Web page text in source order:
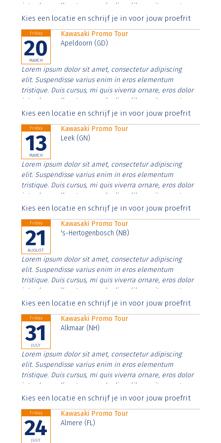
interdum nulla, ut commodo diam libero vitae erat.
Aenean faucibus nibh et justo cursus id rutrum lorem
Kies een locatie en schrijf je in voor jouw proefrit
Friday
20
MARCH
Kawasaki Promo Tour
Apeldoorn (GD)
Lorem ipsum dolor sit amet, consectetur adipiscing
elit. Suspendisse varius enim in eros elementum
tristique. Duis cursus, mi quis viverra ornare, eros dolor
interdum nulla, ut commodo diam libero vitae erat.
Aenean faucibus nibh et justo cursus id rutrum lorem
Kies een locatie en schrijf je in voor jouw proefrit
Friday
13
MARCH
Kawasaki Promo Tour
Leek (GN)
Lorem ipsum dolor sit amet, consectetur adipiscing
elit. Suspendisse varius enim in eros elementum
tristique. Duis cursus, mi quis viverra ornare, eros dolor
interdum nulla, ut commodo diam libero vitae erat.
Aenean faucibus nibh et justo cursus id rutrum lorem
Kies een locatie en schrijf je in voor jouw proefrit
Friday
21
AUGUST
Kawasaki Promo Tour
's-Hertogenbosch (NB)
Lorem ipsum dolor sit amet, consectetur adipiscing
elit. Suspendisse varius enim in eros elementum
tristique. Duis cursus, mi quis viverra ornare, eros dolor
interdum nulla, ut commodo diam libero vitae erat.
Aenean faucibus nibh et justo cursus id rutrum lorem
Kies een locatie en schrijf je in voor jouw proefrit
Friday
31
JULY
Kawasaki Promo Tour
Alkmaar (NH)
Lorem ipsum dolor sit amet, consectetur adipiscing
elit. Suspendisse varius enim in eros elementum
tristique. Duis cursus, mi quis viverra ornare, eros dolor
interdum nulla, ut commodo diam libero vitae erat.
Aenean faucibus nibh et justo cursus id rutrum lorem
Kies een locatie en schrijf je in voor jouw proefrit
Friday
24
JULY
Kawasaki Promo Tour
Almere (FL)